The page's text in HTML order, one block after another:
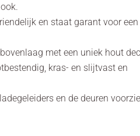
en staat garant voor
met een uniek hout
kras- en slijtvast en
en de deuren